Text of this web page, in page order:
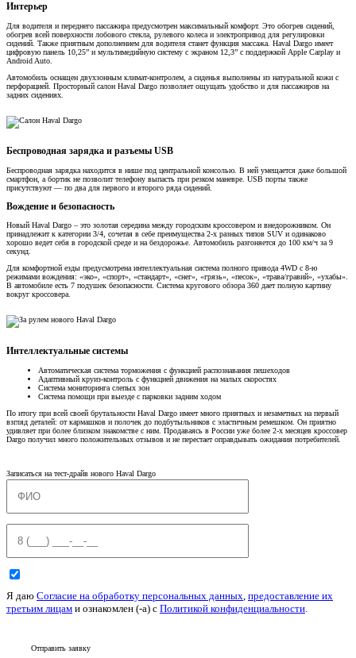
Для водителя и переднего пассажира предусмотрен максимальный комфорт. Это обогрев сидений,
обогрев всей поверхности лобового стекла, рулевого колеса и электропривод для регулировки
сидений. Также приятным дополнением для водителя станет функция массажа. Haval Dargo имеет
цифровую панель 10,25” и мультимедийную систему с экраном 12,3” с поддержкой Apple Carplay и
Android Auto.
Автомобиль оснащен двухзонным климат-контролем, а сиденья выполнены из натуральной кожи с
перфорацией. Просторный салон Haval Dargo позволяет ощущать удобство и для пассажиров на
задних сидениях.
Беспроводная зарядка находится в нише под центральной консолью. В ней умещается даже большой
смартфон, а бортик не позволит телефону выпасть при резком маневре. USB порты также
присутствуют — по два для первого и второго ряда сидений.
Вождение и безопасность
Новый Haval Dargo – это золотая середина между городским кроссовером и внедорожником. Он
принадлежит к категории 3/4, сочетая в себе преимущества 2-х разных типов SUV и одинаково
хорошо ведет себя в городской среде и на бездорожье. Автомобиль разгоняется до 100 км/ч за 9
секунд.
Для комфортной езды предусмотрена интеллектуальная система полного привода 4WD с 8-ю
режимами вождения: «эко», «спорт», «стандарт», «снег», «грязь», «песок», «трава/гравий», «ухабы».
В автомобиле есть 7 подушек безопасности. Система кругового обзора 360 дает полную картину
вокруг кроссовера.
Автоматическая система торможения с функцией распознавания пешеходов
Адаптивный круиз-контроль с функцией движения на малых скоростях
Система мониторинга слепых зон
Система помощи при выезде с парковки задним ходом
По итогу при всей своей брутальности Haval Dargo имеет много приятных и незаметных на первый
взгляд деталей: от кармашков и полочек до подбутыльников с эластичным ремешком. Он приятно
удивляет при более близком знакомстве с ним. Продаваясь в России уже более 2-х месяцев кроссовер
Dargo получил много положительных отзывов и не перестает оправдывать ожидания потребителей.
Я даю
третьим лицами ознакомлен (-а) cПолитикой конфиденциальности.